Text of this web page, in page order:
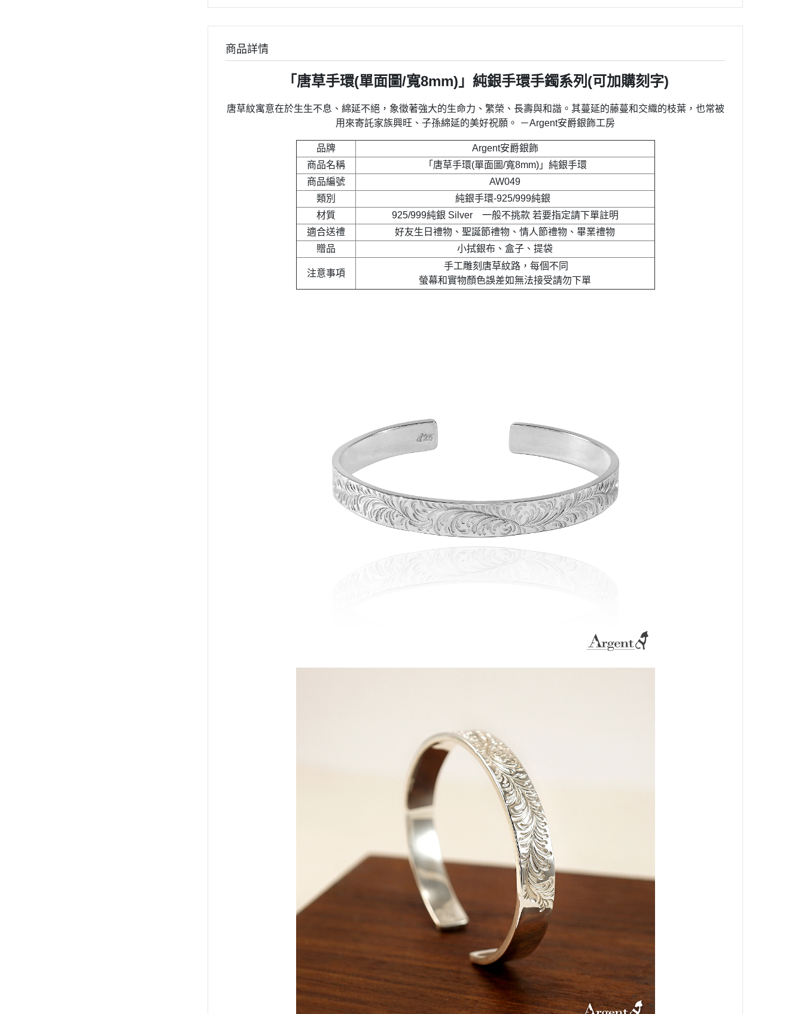
商品詳情
「唐草手環(單面圖/寬8mm)」純銀手環手鐲系列 (可加購刻字)
唐草紋寓意在於生生不息、綿延不絕，象徵著強大的生命力、繁榮、長壽與和諧。其蔓延的藤蔓和交織的枝葉，也常被
用來寄託家族興旺、子孫綿延的美好祝願。 －Argent安爵銀飾工房
品牌
Argent安爵銀飾
商品名稱
「唐草手環(單面圖/寬8mm)」純銀手環
商品編號
AW049
類別
純銀手環-925/999純銀
材質
925/999純銀 Silver 一般不挑款 若要指定請下單註明
適合送禮
好友生日禮物、聖誕節禮物、情人節禮物、畢業禮物
贈品
小拭銀布、盒子、提袋
注意事項
手工雕刻唐草紋路，每個不同
螢幕和實物顏色誤差如無法接受請勿下單